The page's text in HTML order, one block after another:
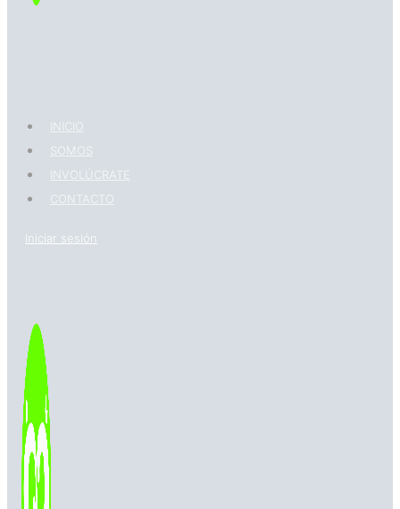
INICIO
SOMOS
INVOLÚCRATE
CONTACTO
Iniciar sesión